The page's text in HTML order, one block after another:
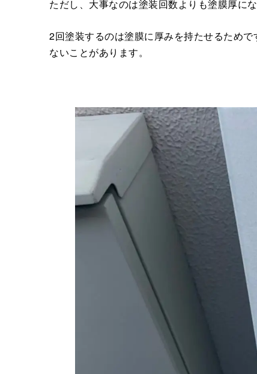
ただし、大事なのは塗装回数よりも塗膜厚にな
2回塗装するのは塗膜に厚みを持たせるため
ないことがあります。